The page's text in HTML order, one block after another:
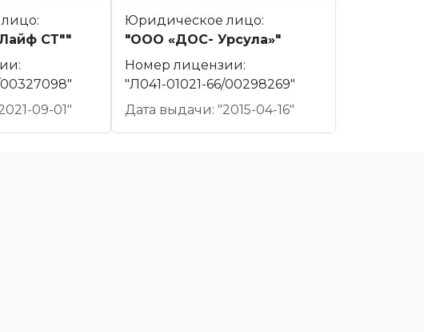
СТ""
09-01"
Юридическое лицо:
"ООО «ДОС- Урсула»"
Номер лицензии:
"Л041-01021-66/00298269"
Дата выдачи: "2015-04-16"